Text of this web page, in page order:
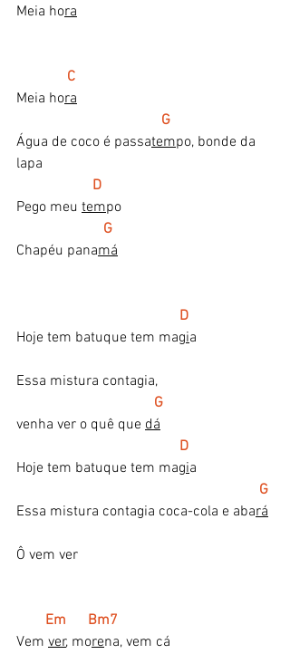
Meia hora
  C
Meia hora
G
Água de coco é passatempo, bonde da
lapa
  D
Pego meu tempo
G
Chapéu panamá
D
Hoje tem batuque tem magia
Essa mistura contagia,
   G
venha ver o quê que dá
   D
Hoje tem batuque tem magia
  G
Essa mistura contagia coca-cola e abará
Ô vem ver
Em      Bm7
Vem ver, morena, vem cá